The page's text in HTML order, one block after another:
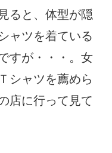
ると、体型が隠
ャツを着ている
すが・・・。女
シャツを薦めら
店に行って見て